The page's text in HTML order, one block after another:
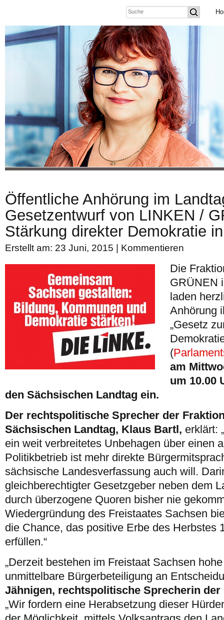
Öffentliche Anhörung im
Gesetzentwurf von LINKEN /
Stärkung direkter Demokratie
Erstellt am: 23 Juni, 2015 | Kommentieren
Die
GRÜNEN
laden
Anhörung
„Gesetz
(
am
um 10.00
den Sächsischen Landtag ein.
Der rechtspolitische Sprecher der
Sächsischen Landtag, Klaus Bartl, erklärt:
ein weit verbreitetes Unbehagen über einen
Politikbetrieb ist mehr direkte
sächsische Landesverfassung auch will.
gleichberechtigter Gesetzgeber neben dem
durch überzogene Quoren bisher nie
Wiedergründung des Freistaates Sachsen
die Chance, das positive Erbe des Herbstes
erfüllen.“
„Derzeit bestehen im Freistaat Sachsen
unmittelbare Bürgerbeteiligung an
Jähnigen, rechtspolitische Sprecherin der
„Wir fordern eine Herabsetzung dieser